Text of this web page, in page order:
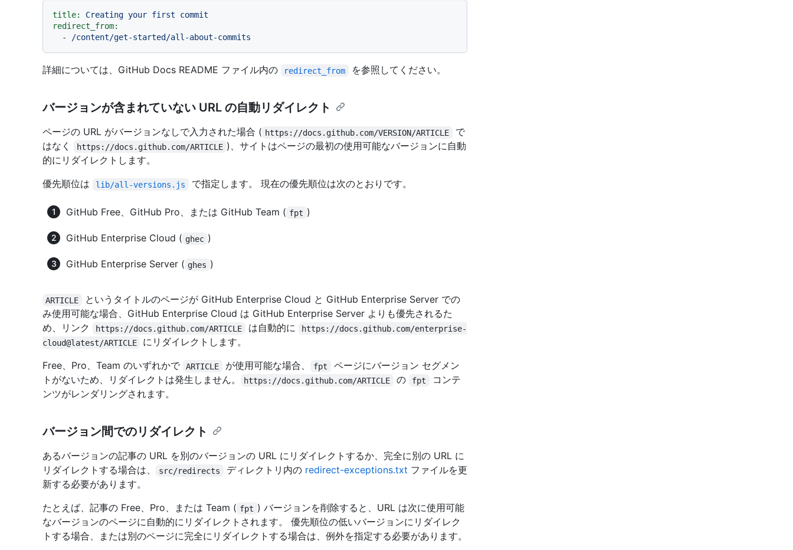
title: Creating your first
commit
redirect_from:
-
/content/get-started/all-about-commits
詳細については、GitHub Docs README ファイル内の redirect_from を参照してください。
バージョンが含まれていない URL の自動リダイレクト
ページの URL がバージョンなしで入力された場合 ( https://docs.github.com/VERSION/ARTICLE
で
はなく
https://docs.github.com/ARTICLE )、サイトはページの最初の使用可能なバージョンに自動
的にリダイレクトします。
優先順位は
lib/all-versions.js で指定します。 現在の優先順位は次のとおりです。
GitHub Free、GitHub Pro、または GitHub Team ( fpt )
GitHub Enterprise Cloud ( ghec )
GitHub Enterprise Server ( ghes )
ARTICLE
というタイトルのページが GitHub Enterprise Cloud と GitHub Enterprise Server での
み使用可能な場合、GitHub Enterprise Cloud は GitHub Enterprise Server よりも優先されるた
め、リンク
https://docs.github.com/ARTICLE は自動的に
https://docs.github.com/enterprise-
cloud@latest/ARTICLE
にリダイレクトします。
Free、Pro、Team のいずれかで
ARTICLE が使用可能な場合、 fpt
ページにバージョン セグメン
トがないため、リダイレクトは発生しません。
https://docs.github.com/ARTICLE の fpt
コンテ
ンツがレンダリングされます。
バージョン間でのリダイレクト
あるバージョンの記事の URL を別のバージョンの URL にリダイレクトするか、完全に別の URL に
リダイレクトする場合は、
src/redirects ディレクトリ内の redirect-exceptions.txt ファイルを更
新する必要があります。
たとえば、記事の Free、Pro、または Team ( fpt ) バージョンを削除すると、URL は次に使用可能
なバージョンのページに自動的にリダイレクトされます。 優先順位の低いバージョンにリダイレク
トする場合、または別のページに完全にリダイレクトする場合は、例外を指定する必要があります。